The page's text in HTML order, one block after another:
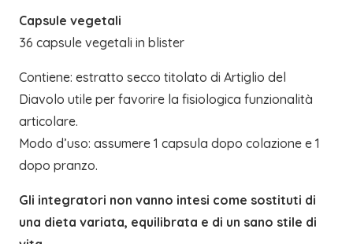
Capsule vegetali
36 capsule vegetali in blister
Contiene: estratto secco titolato di Artiglio del
Diavolo utile per favorire la fisiologica funzionalità
articolare.
Modo d’uso: assumere 1 capsula dopo colazione e 1
dopo pranzo.
Gli integratori non vanno intesi come sostituti di
una dieta variata, equilibrata e di un sano stile di